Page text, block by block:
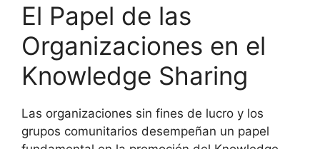
El Papel de las
Organizaciones en el
Knowledge Sharing
Las organizaciones sin fines de lucro y los
grupos comunitarios desempeñan un papel